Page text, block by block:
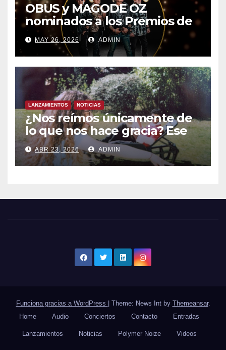
OBUS y MAGODE OZ
nominados a los Premios de
la Academia de la Música de
España- Esta noche en La 2
MAY 26, 2026 ADMIN
LANZAMIENTOS NOTICIAS
¿Nos reímos únicamente de
lo que nos hace gracia? Ese
chiste ya me lo has contado,
el nuevo single de JUAN
ANSELMO
ABR 23, 2026 ADMIN
Funciona gracias a WordPress Theme: News Int by Themeansar.
Home
Audio Conciertos Contacto Entradas
Lanzamientos Noticias Polymer Noize Videos